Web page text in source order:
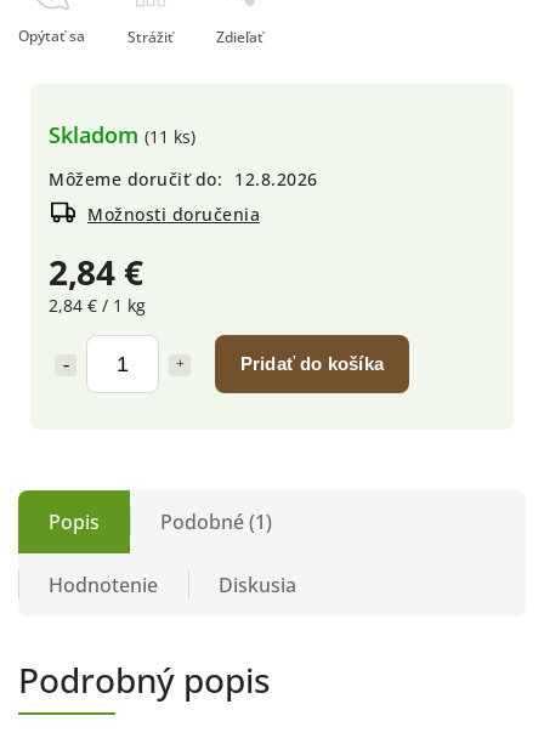
2,84 €
2,84 € / 1 kg
Pridať do košíka
Skladom (11 ks)
Môžeme doručiť do:
12.8.2026
Možnosti doručenia
Opýtať sa Strážiť Zdieľať
Popis Podobné (1)
Hodnotenie Diskusia
Podrobný popis